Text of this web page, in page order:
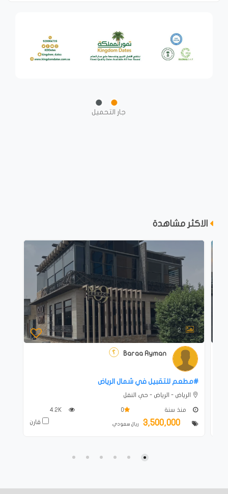
جار التحميل
الاكثر مشاهدة
2
Baraa Ayman
#‎مطعم للتقبيل في شمال الرياض
الرياض - الرياض - حي النفل
منذ سنة 0
3,500,000 ريال سعودي قارن